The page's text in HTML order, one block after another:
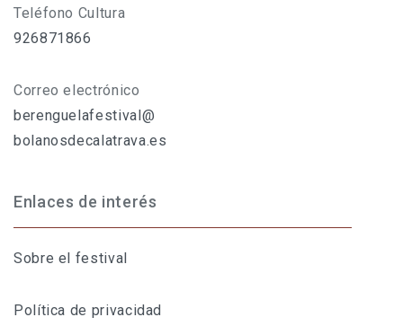
Teléfono Cultura
926871866
Correo electrónico
berenguelafestival@
bolanosdecalatrava.es
Enlaces de interés
Sobre el festival
Política de privacidad